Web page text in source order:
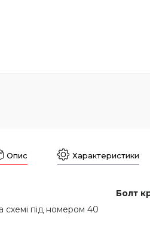
Опис Характеристики
Болт
схемі під номером 40